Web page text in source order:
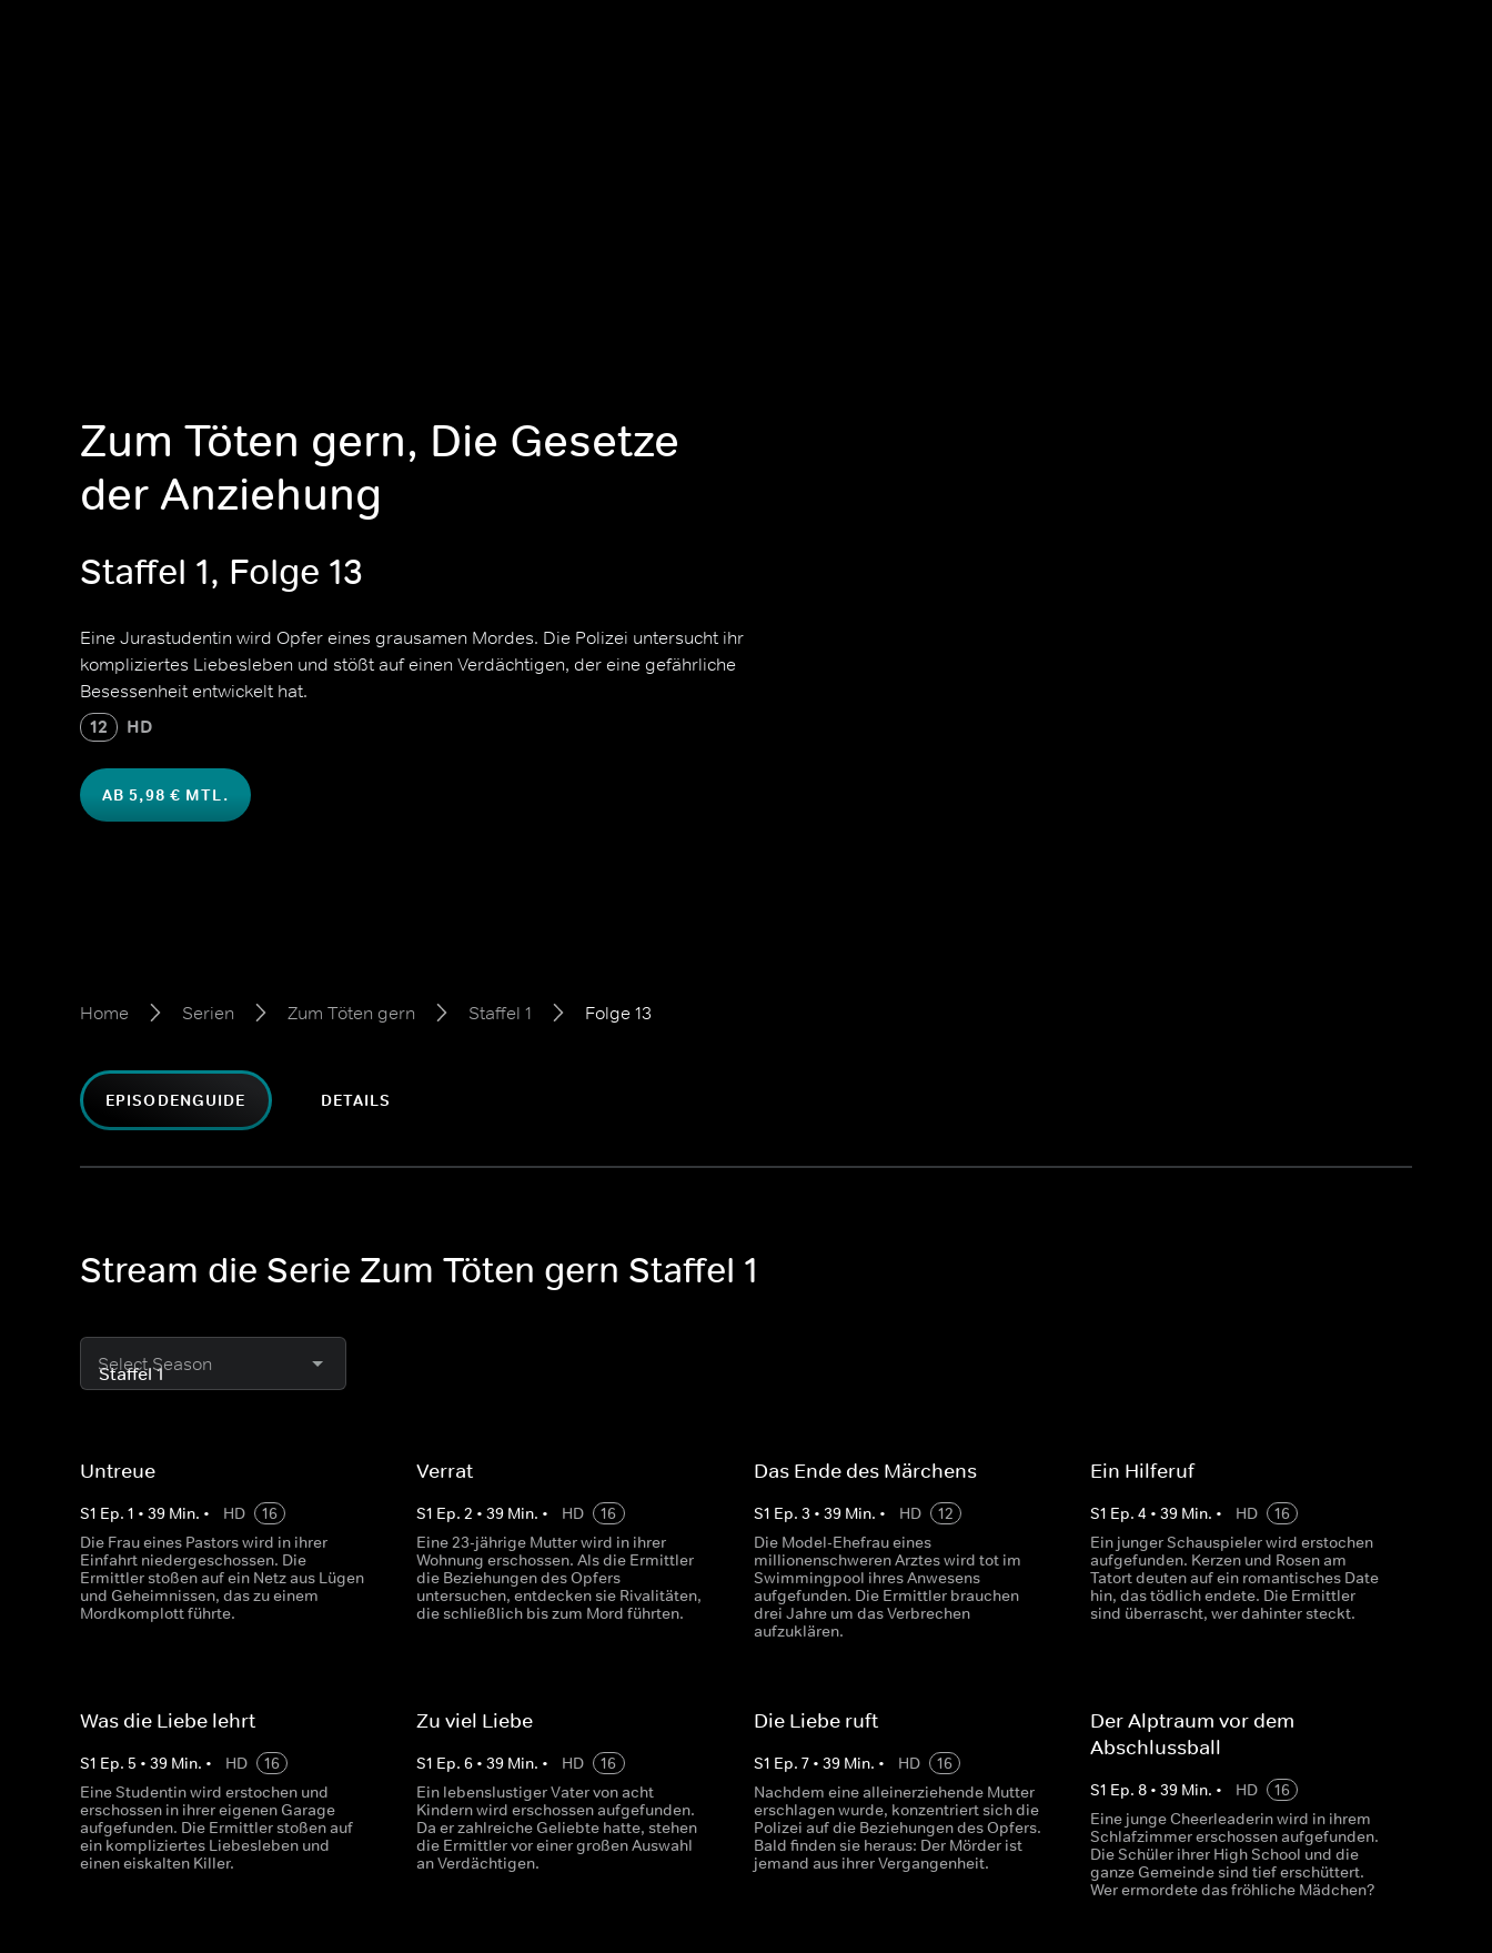
Zum Töten gern, Die Gesetze
der Anziehung
Staffel 1, Folge 13
Eine Jurastudentin wird Opfer eines grausamen Mordes. Die Polizei untersucht ihr
kompliziertes Liebesleben und stößt auf einen Verdächtigen, der eine gefährliche
Besessenheit entwickelt hat.
12 HD
AB 5,98 € MTL.
Home Serien Zum Töten gern Staffel 1 Folge 13
EPISODENGUIDE DETAILS
Stream die Serie Zum Töten gern Staffel 1
Select Season
Untreue
S1 Ep. 1 • 39 Min. • HD
16
Die Frau eines Pastors wird in ihrer
Einfahrt niedergeschossen. Die
Ermittler stoßen auf ein Netz aus Lügen
und Geheimnissen, das zu einem
Mordkomplott führte.
Verrat
S1 Ep.2 •39 Min. • HD
16
Eine 23-jährige Mutter wird in ihrer
Wohnung erschossen. Als die Ermittler
die Beziehungen des Opfers
untersuchen, entdecken sie Rivalitäten,
die schließlich bis zum Mord führten.
Das Ende des Märchens
S1 Ep. 3 • 39Min. • HD
12
Die Model-Ehefrau eines
millionenschweren Arztes wird tot im
Swimmingpool ihres Anwesens
aufgefunden. Die Ermittler brauchen
drei Jahre um das Verbrechen
aufzuklären.
Ein Hilferuf
S1 Ep. 4 • 39Min. • HD
16
Ein junger Schauspieler wird erstochen
aufgefunden. Kerzen und Rosen am
Tatort deuten auf ein romantisches Date
hin, das tödlich endete. Die Ermittler
sind überrascht, wer dahinter steckt.
Was die Liebe lehrt
S1 Ep. 5 • 39 Min. • HD
16
Eine Studentin wird erstochen und
erschossen in ihrer eigenen Garage
aufgefunden. Die Ermittler stoßen auf
ein kompliziertes Liebesleben und
einen eiskalten Killer.
Zu viel Liebe
S1 Ep.6 •39 Min. • HD
16
Ein lebenslustiger Vater von acht
Kindern wird erschossen aufgefunden.
Da er zahlreiche Geliebte hatte, stehen
die Ermittler vor einer großen Auswahl
an Verdächtigen.
Die Liebe ruft
S1 Ep. 7• 39Min. • HD
16
Nachdem eine alleinerziehende Mutter
erschlagen wurde, konzentriert sich die
Polizei auf die Beziehungen des Opfers.
Bald finden sie heraus: Der Mörder ist
jemand aus ihrer Vergangenheit.
Der Alptraum vor dem
Abschlussball
S1 Ep. 8• 39Min. • HD
16
Eine junge Cheerleaderin wird in ihrem
Schlafzimmer erschossen aufgefunden.
Die Schüler ihrer High School und die
ganze Gemeinde sind tief erschüttert.
Wer ermordete das fröhliche Mädchen?